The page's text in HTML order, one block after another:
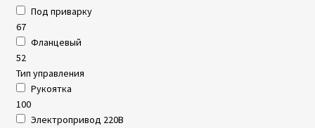
Под приварку
67
Фланцевый
52
Тип управления
Рукоятка
100
Электропривод 220В